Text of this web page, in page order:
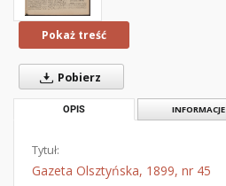
Pokaż treść
Pobierz
OPIS INFORMACJE
Tytuł:
Gazeta Olsztyńska, 1899, nr 45